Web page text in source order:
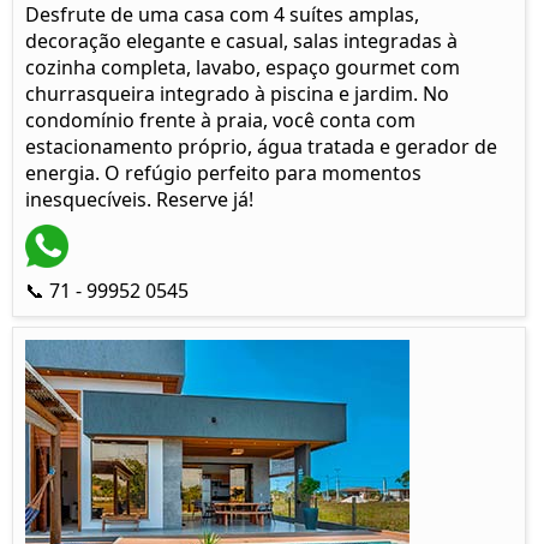
Desfrute de uma casa com 4 suítes amplas,
decoração elegante e casual, salas integradas à
cozinha completa, lavabo, espaço gourmet com
churrasqueira integrado à piscina e jardim. No
condomínio frente à praia, você conta com
estacionamento próprio, água tratada e gerador de
energia. O refúgio perfeito para momentos
inesquecíveis. Reserve já!
📞 71 - 99952 0545